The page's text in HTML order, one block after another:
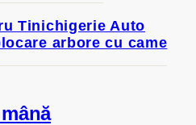
Tinichigerie Auto
arbore cu came